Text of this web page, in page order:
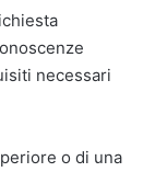
necessari
o di una